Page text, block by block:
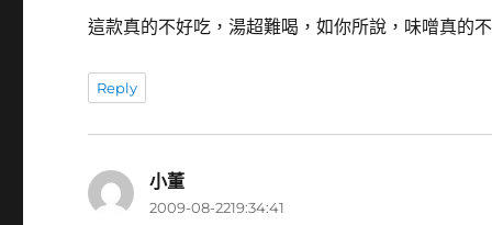
這款真的不好吃，湯超難喝，如你所說，味噌真的
Reply
小董
示:
2009-08-2219:34:41